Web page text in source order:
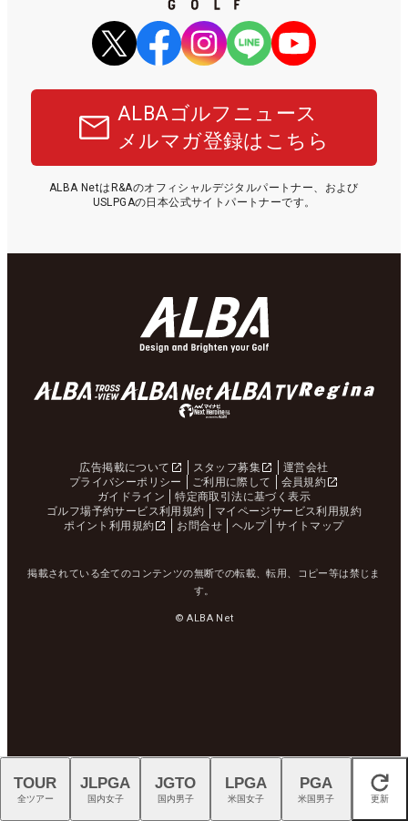
ALBAゴルフニュース
メルマガ登録はこちら
ALBA NetはR&Aのオフィシャルデジタルパートナー、および
USLPGAの日本公式サイトパートナーです。
広告掲載について スタッフ募集
運営会社
プライバシーポリシー
ご利用に際して
会員規約
ガイドライン
特定商取引法に基づく表示
ゴルフ場予約サービス利用規約
マイページサービス利用規約
ポイント利用規約
お問合せ ヘルプ サイトマップ
掲載されている全てのコンテンツの無断での転載、転用、コピー等は禁じま
す。
© ALBA Net
閉じる
TOUR
全ツアー
JLPGA
国内女子
JGTO
国内男子
LPGA
米国女子
PGA
米国男子 更新